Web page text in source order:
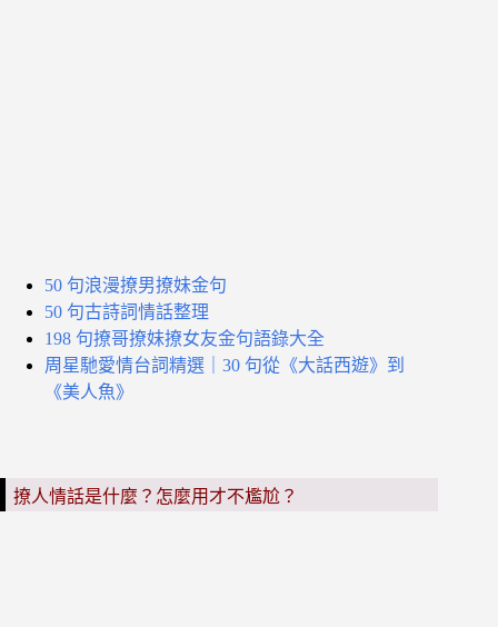
50 句浪漫撩男撩妹金句
50 句古詩詞情話整理
198 句撩哥撩妹撩女友金句語錄大全
周星馳愛情台詞精選｜30 句從《大話西遊》到
《美人魚》
撩人情話是什麼？怎麼用才不尷尬？